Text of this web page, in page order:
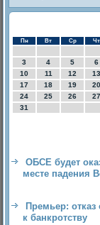
Пн Вт Ср Чт
3
4 5 6
10
11 12 13
17
18 19 20
24
25 26 27
31
ОБСЕ будет
месте падения
Премьер:
к банкротству